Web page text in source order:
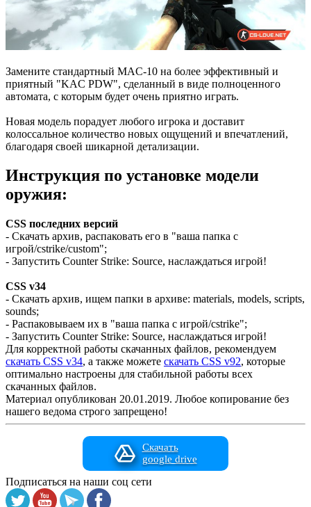
Замените стандартный MAC-10 на более эффективный и
приятный "KAC PDW", сделанный в виде полноценного
автомата, с которым будет очень приятно играть.
Новая модель порадует любого игрока и доставит
колоссальное количество новых ощущений и впечатлений,
благодаря своей шикарной детализации.
Инструкция по установке модели
оружия:
CSS последних версий
- Скачать архив, распаковать его в "ваша папка с
игрой/cstrike/custom";
- Запустить Counter Strike: Source, наслаждаться игрой!
CSS v34
- Скачать архив, ищем папки в архиве: materials, models, scripts,
sounds;
- Распаковываем их в "ваша папка с игрой/cstrike";
- Запустить Counter Strike: Source, наслаждаться игрой!
Для корректной работы скачанных файлов, рекомендуем
скачать CSS v34, а также можете скачать CSS v92, которые
оптимально настроены для стабильной работы всех
скачанных файлов.
Материал опубликован 20.01.2019. Любое копирование без
нашего ведома строго запрещено!
Скачать
google drive
Подписаться на наши соц сети